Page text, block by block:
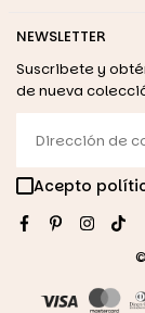
NEWSLETTER
Suscribete y
de nueva
Acepto
FacebookPinterest